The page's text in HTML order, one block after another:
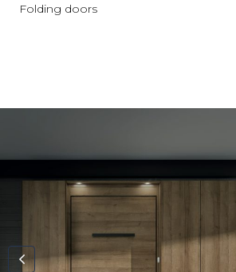
Folding doors